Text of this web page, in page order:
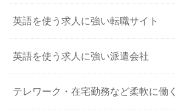
英語を使う求人に強い転職サイト
英語を使う求人に強い派遣会社
テレワーク・在宅勤務など柔軟に働く